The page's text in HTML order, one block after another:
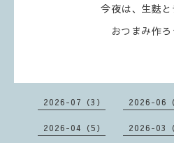
今夜は、生麩
おつまみ作ろ
2026-07（3） 2026-06（
2026-04（5） 2026-03（